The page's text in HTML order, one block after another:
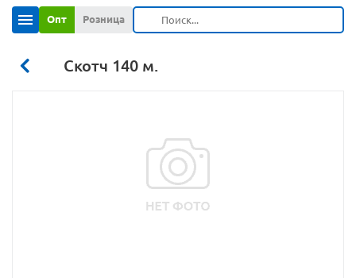
Опт Розница
Скотч 140 м.